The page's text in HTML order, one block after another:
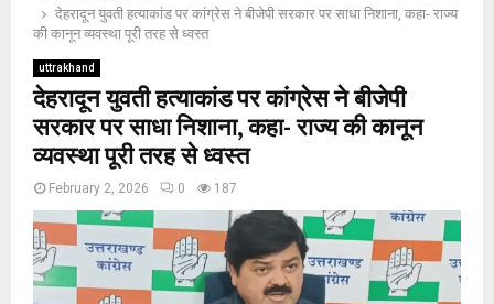
देहरादून युवती हत्याकांड पर कांग्रेस ने बीजेपी सरकार पर साधा निशाना, कहा- राज्य
की कानून व्यवस्था पूरी तरह से ध्वस्त
uttrakhand
देहरादून युवती हत्याकांड पर कांग्रेस ने बीजेपी
सरकार पर साधा निशाना, कहा- राज्य की कानून
व्यवस्था पूरी तरह से ध्वस्त
February 2, 2026 0 187